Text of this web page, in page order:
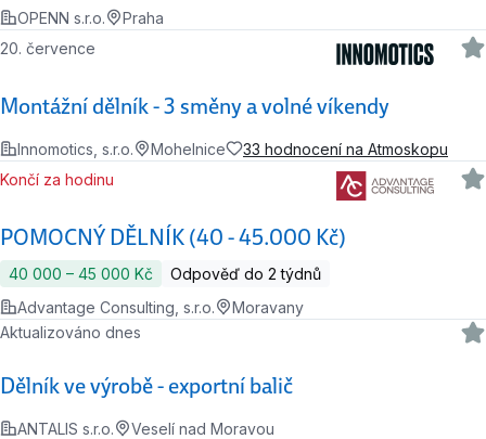
OPENN s.r.o. Praha
Montážní dělník - 3 směny a volné víkendy
20. července
Innomotics, s.r.o. Mohelnice 33 hodnocení na Atmoskopu
POMOCNÝ DĚLNÍK (40 - 45.000 Kč)
Končí za hodinu
40 000 ‍–‍ 45 000 Kč
Odpověď do 2 týdnů
Advantage Consulting, s.r.o.
Moravany
Dělník ve výrobě - exportní balič
Aktualizováno dnes
ANTALIS s.r.o. Veselí nad Moravou